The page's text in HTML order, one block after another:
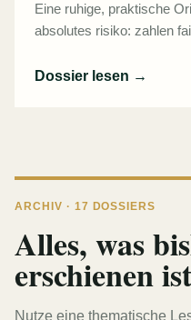
Eine ruhige, praktische
absolutes risiko: zahlen
Dossier lesen →
ARCHIV · 17 DOSSIERS
Alles, was
erschienen
Nutze eine thematische